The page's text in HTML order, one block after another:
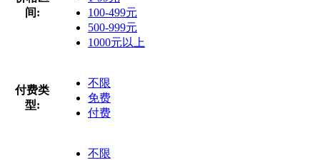
间:
100-499元
500-999元
1000元以上
付费类
型:
不限
免费
付费
不限